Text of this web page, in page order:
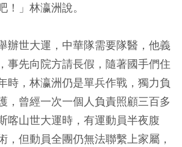
！」林瀛洲說。
世大運，中華隊需要隊醫，他義
事先向院方請長假，隨著國手們住
時，林瀛洲仍是單兵作戰，獨力負
，曾經一次一個人負責照顧三百多
喀山世大運時，有運動員半夜腹
，但動員全團仍無法聯繫上家屬，